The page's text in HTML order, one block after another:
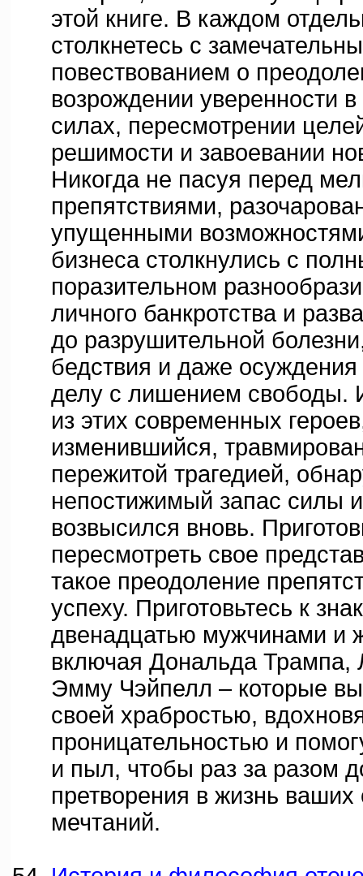
этой книге. В каждом
столкнетесь с
повествованием о
возрождении уверенности
силах, пересмотрении
решимости и завоевании
Никогда не пасуя перед
препятствиями,
упущенными
бизнеса столкнулись с
поразительном
личного банкротства и
до разрушительной
бедствия и даже осуждения
делу с лишением свободы.
из этих современных
изменившийся,
пережитой трагедией,
непостижимый запас силы
возвысился вновь.
пересмотреть свое
такое преодоление
успеху. Приготовьтесь к
двенадцатью мужчинами и
включая Дональда Трампа,
Эмму Чэйпелл – которые
своей храбростью,
проницательностью и
и пыл, чтобы раз за разом
претворения в жизнь ваших
мечтаний.